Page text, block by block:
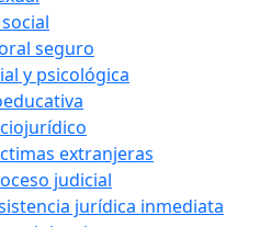
seguro
y psicológica
extranjeras
judicial
jurídica inmediata